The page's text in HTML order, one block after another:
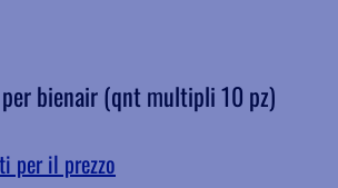
bienair (qnt multipli 10 pz)
per il prezzo